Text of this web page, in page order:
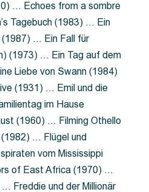
… Echoes from a sombre
Tagebuch (1983) … Ein
… Ein Fall für
(1973) … Ein Tag auf dem
Liebe von Swann (1984)
(1931) … Emil und die
im Hause
(1960) … Filming Othello
… Flügel und
vom Mississippi
of East Africa (1970) …
Freddie und der Millionär